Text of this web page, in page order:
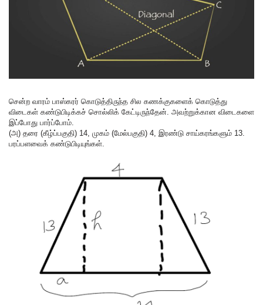
சென்ற வாரம் பாஸ்கரர் கொடுத்திருந்த சில கணக்குகளைக் கொடுத்து
விடைகள் கண்டுபிடிக்கச் சொல்லிக் கேட்டிருந்தேன். அவற்றுக்கான விடைகளை
இப்போது பார்ப்போம்.
(அ) தரை (கீழ்ப்பகுதி) 14, முகம் (மேல்பகுதி) 4, இரண்டு சாய்கரங்களும் 13.
பரப்பளவைக் கண்டுபிடியுங்கள்.